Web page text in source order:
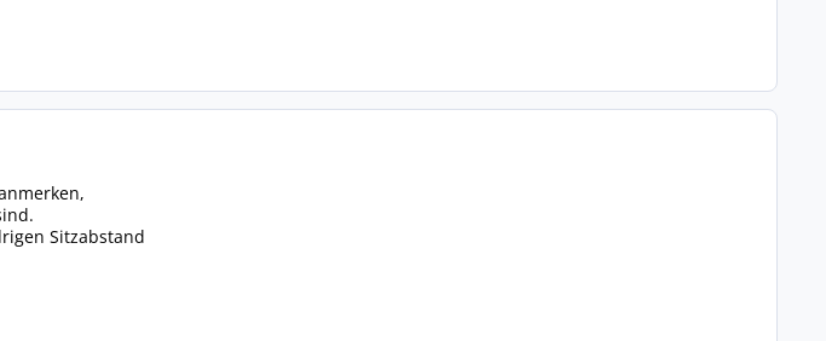
Sitzabstand